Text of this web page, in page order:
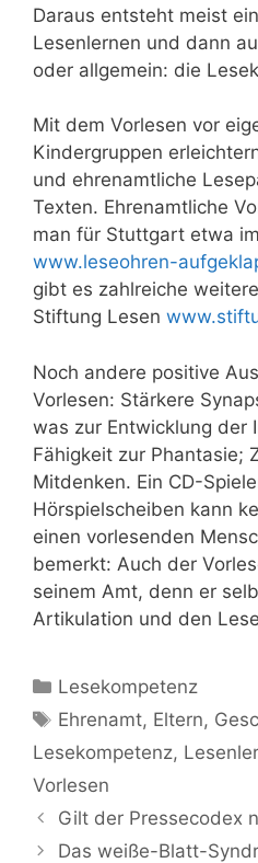
Daraus entsteht meist
Lesenlernen und dann
oder allgemein: die
Mit dem Vorlesen vor
Kindergruppen
und ehrenamtliche
Texten. Ehrenamtliche
man für Stuttgart etwa
www.leseohren-
gibt es zahlreiche
Stiftung Lesen
Noch andere positive
Vorlesen: Stärkere
was zur Entwicklung der
Fähigkeit zur Phantasie;
Mitdenken. Ein CD-
Hörspielscheiben kann
einen vorlesenden
bemerkt: Auch der
seinem Amt, denn er
Artikulation und den
Kategorien
Lesekompetenz
Schlagwörter
Ehrenamt, Eltern,
Lesekompetenz,
Vorlesen
Gilt der Pressecodex
Das weiße-Blatt-